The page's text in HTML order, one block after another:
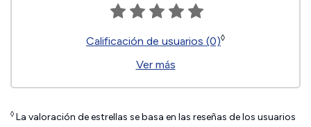
Calificación de usuarios (0)◊
Ver más
◊ La valoración de estrellas se basa en las reseñas de los usuarios